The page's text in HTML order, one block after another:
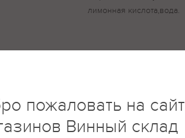
лимонная кислота,вода.
пожаловать на сайт
Винный склад